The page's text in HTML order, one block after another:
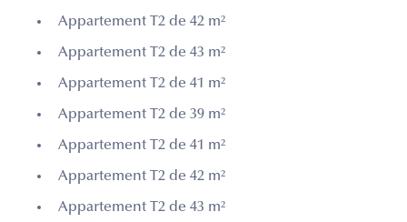
Appartement T2 de 42 m²
Appartement T2 de 43 m²
Appartement T2 de 41 m²
Appartement T2 de 39 m²
Appartement T2 de 41 m²
Appartement T2 de 42 m²
Appartement T2 de 43 m²